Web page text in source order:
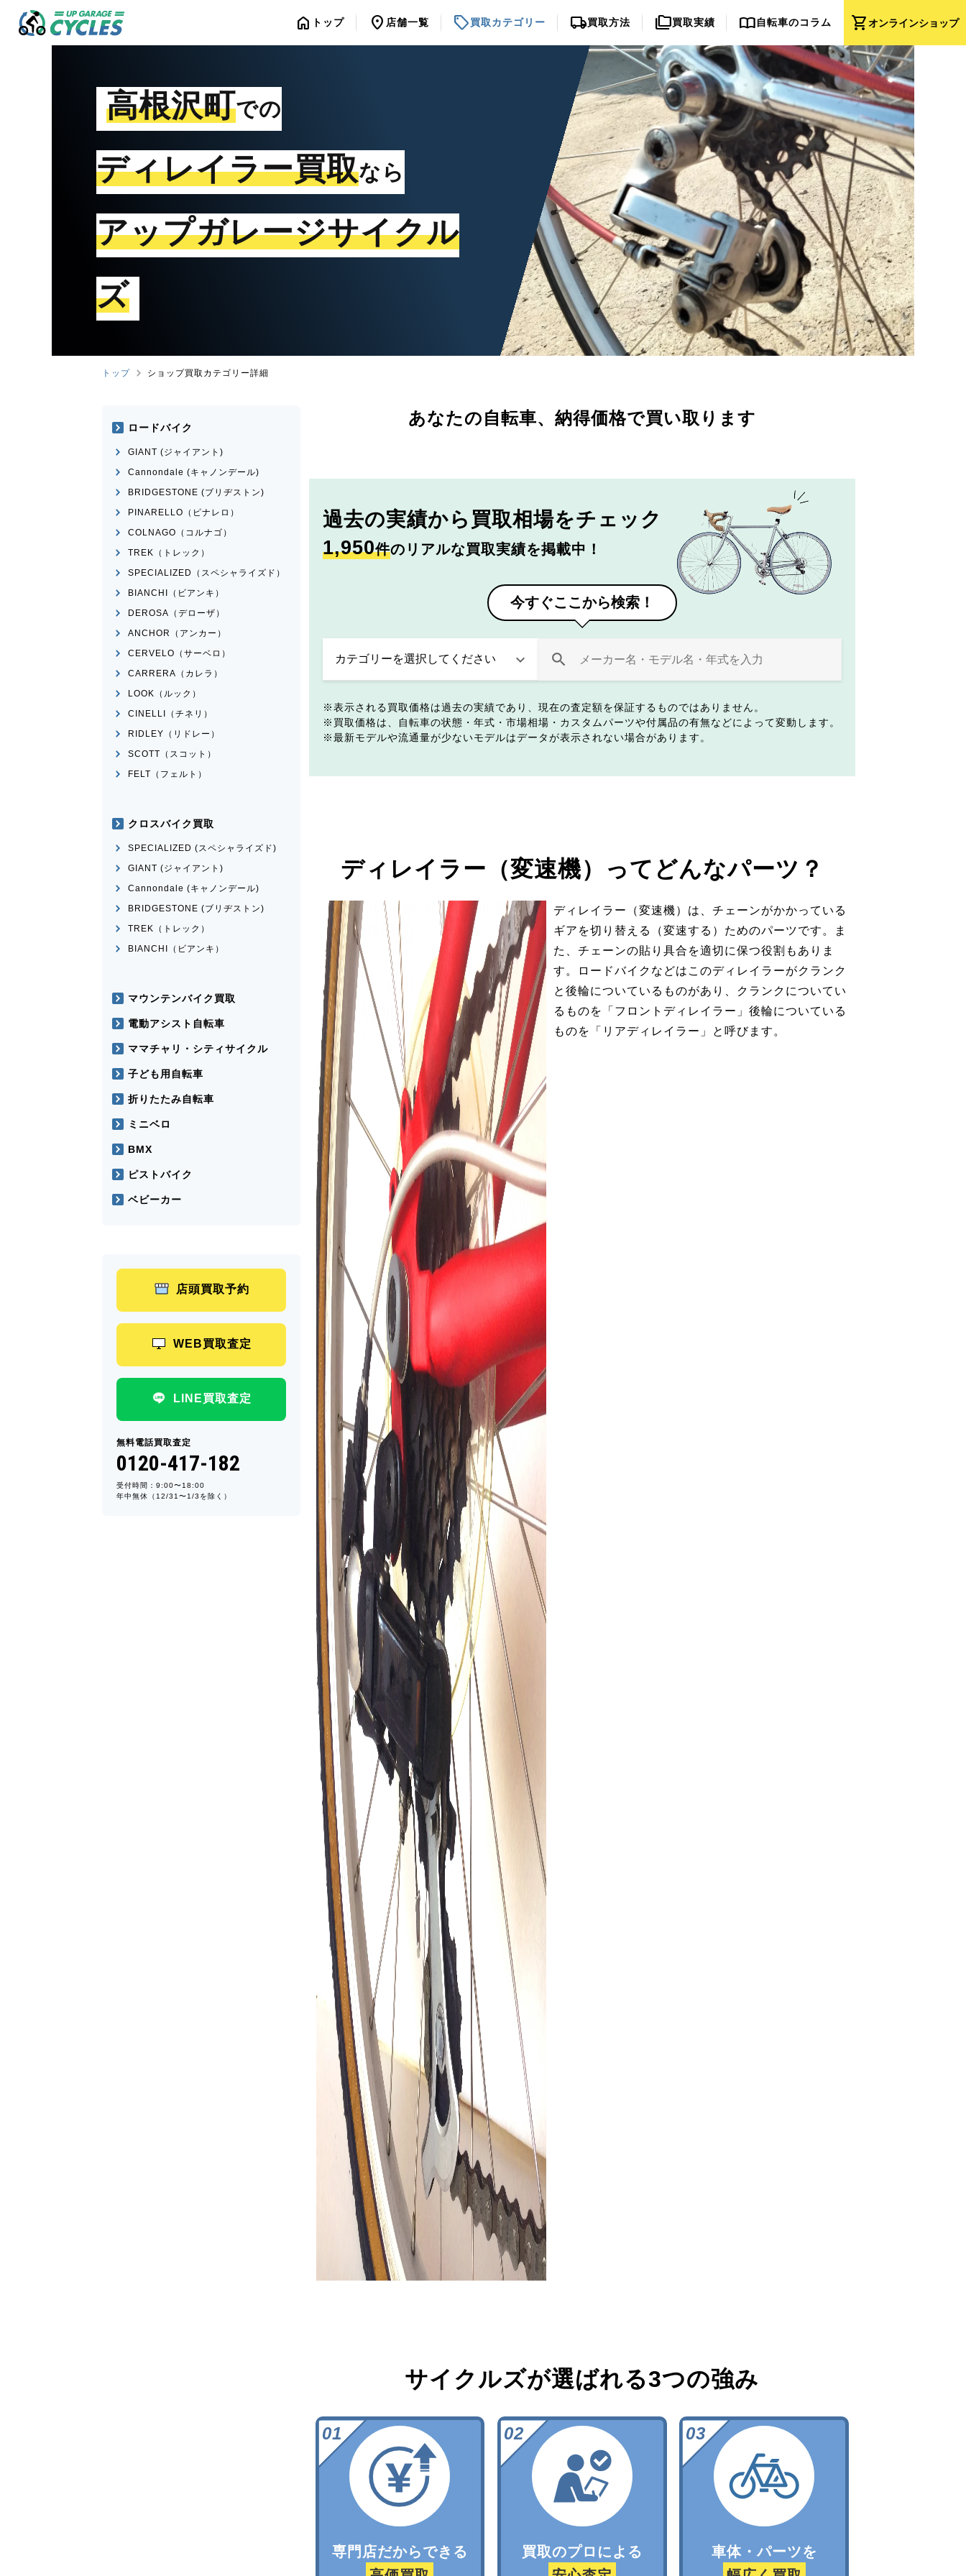
shopping_cartオンラインショップ
home トップ location_on 店舗一覧 sell買取カテゴリー local_shipping買取方法 folder_copy買取実績 import_contacts自転車のコラム
高根沢町での
ディレイラー買取なら
アップガレージサイクル
ズ
トップ ショップ買取カテゴリー詳細
あなたの自転車、 納得価格で買い取ります
過去の実績から 買取相場をチェック
1,950件のリアルな買取実績を掲載中！
今すぐここから検索！
表示される買取価格は過去の実績であり、現在の査定額を保証するものではありません。
買取価格は、自転車の状態・年式・市場相場・カスタムパーツや付属品の有無などによって変動します。
最新モデルや流通量が少ないモデルはデータが表示されない場合があります。
ディレイラー（変速機）ってどんなパーツ？
ディレイラー（変速機）は、チェーンがかかっている
ギアを切り替える（変速する）ためのパーツです。ま
た、チェーンの貼り具合を適切に保つ役割もありま
す。ロードバイクなどはこのディレイラーがクランク
と後輪についているものがあり、クランクについてい
るものを「フロントディレイラー」後輪についている
ものを「リアディレイラー」と呼びます。
サイクルズが選ばれる3つの強み
専門店だからできる
買取のプロによる
車体・パーツを
ロードバイク
GIANT (ジャイアント)
Cannondale (キャノンデール)
BRIDGESTONE (ブリヂストン)
PINARELLO（ピナレロ）
COLNAGO（コルナゴ）
TREK（トレック）
SPECIALIZED（スペシャライズド）
BIANCHI（ビアンキ）
DEROSA（デローザ）
ANCHOR（アンカー）
CERVELO（サーベロ）
CARRERA（カレラ）
LOOK（ルック）
CINELLI（チネリ）
RIDLEY（リドレー）
SCOTT（スコット）
FELT（フェルト）
クロスバイク買取
SPECIALIZED (スペシャライズド)
GIANT (ジャイアント)
Cannondale (キャノンデール)
BRIDGESTONE (ブリヂストン)
TREK（トレック）
BIANCHI（ビアンキ）
マウンテンバイク買取
電動アシスト自転車
ママチャリ・シティサイクル
子ども用自転車
折りたたみ自転車
ミニベロ
BMX
ピストバイク
ベビーカー
店頭買取予約
WEB買取査定
LINE買取査定
無料電話買取査定
0120-417-182
受付時間：9:00〜18:00
年中無休（12/31〜1/3を除く）